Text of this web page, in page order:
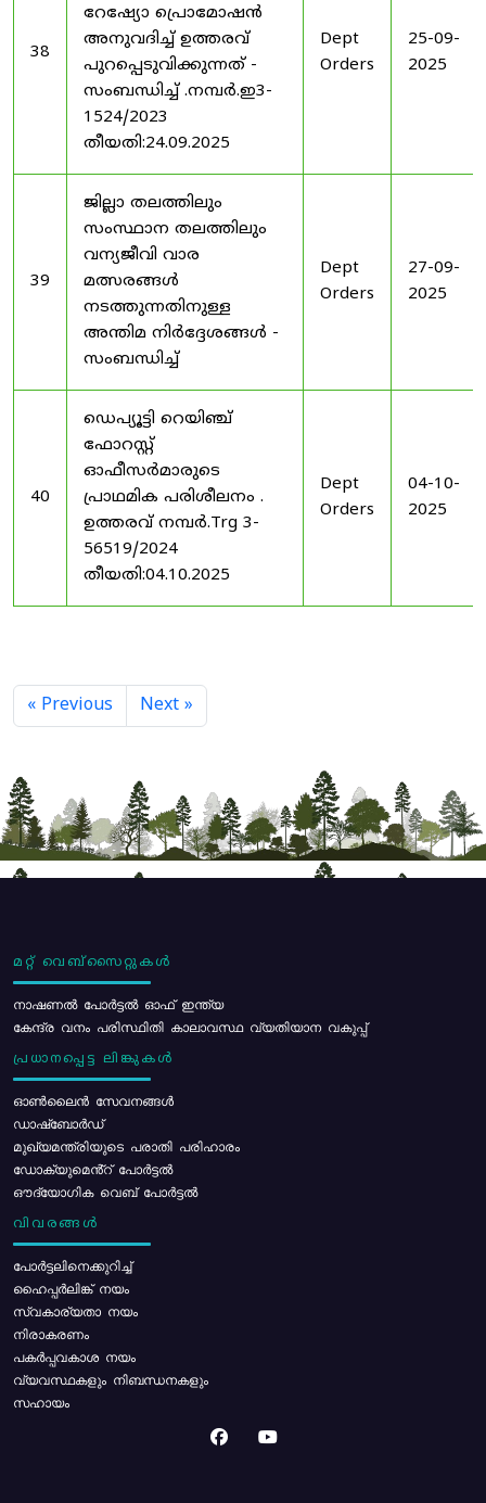
38
റേഷ്യോ പ്രൊമോഷൻ
അനുവദിച്ച് ഉത്തരവ്
പുറപ്പെടുവിക്കുന്നത് -
സംബന്ധിച്ച് .നമ്പർ.ഇ3-
1524/2023
തീയതി:24.09.2025
Dept
Orders
25-09-
2025
39
ജില്ലാ തലത്തിലും
സംസ്ഥാന തലത്തിലും
വന്യജീവി വാര
മത്സരങ്ങൾ
നടത്തുന്നതിനുള്ള
അന്തിമ നിർദ്ദേശങ്ങൾ -
സംബന്ധിച്ച്
Dept
Orders
27-09-
2025
40
ഡെപ്യൂട്ടി റെയിഞ്ച്
ഫോറസ്റ്റ്
ഓഫീസർമാരുടെ
പ്രാഥമിക പരിശീലനം .
ഉത്തരവ് നമ്പർ.Trg 3-
56519/2024
തീയതി:04.10.2025
Dept
Orders
04-10-
2025
« Previous Next »
മറ്റ് വെബ്സൈറ്റുകൾ
നാഷണൽ പോർട്ടൽ ഓഫ് ഇന്ത്യ
കേന്ദ്ര വനം പരിസ്ഥിതി കാലാവസ്ഥ വ്യതിയാന വകുപ്പ്
പ്രധാനപ്പെട്ട ലിങ്കുകൾ
ഓൺലൈൻ സേവനങ്ങൾ
ഡാഷ്ബോർഡ്
മുഖ്യമന്ത്രിയുടെ പരാതി പരിഹാരം
ഡോക്യുമെൻ്റ് പോർട്ടൽ
ഔദ്യോഗിക വെബ് പോർട്ടൽ
വിവരങ്ങൾ
പോര്‍ട്ടലിനെക്കുറിച്ച്
ഹൈപ്പർലിങ്ക് നയം
സ്വകാര്യതാ നയം
നിരാകരണം
പകർപ്പവകാശ നയം
വ്യവസ്ഥകളും നിബന്ധനകളും
സഹായം